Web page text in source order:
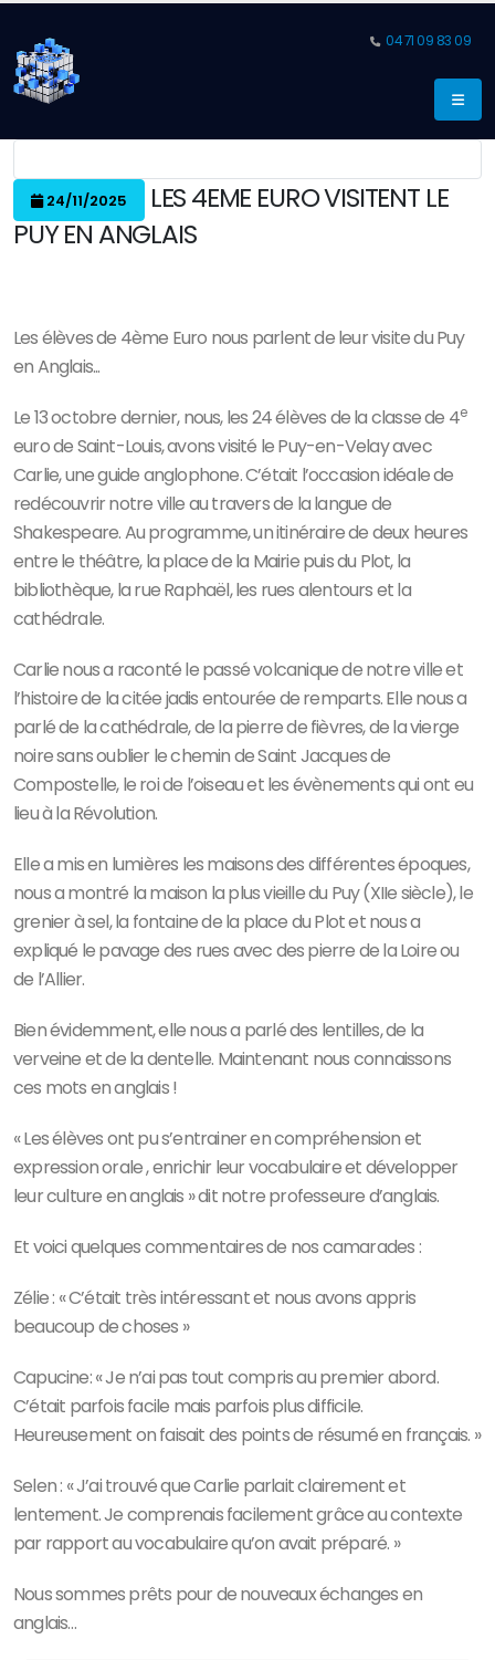
04 71 09 83 09
24/11/2025
LES 4EME EURO VISITENT LE
PUY EN ANGLAIS
Les élèves de 4ème Euro nous parlent de leur visite du Puy
en Anglais...
Le 13 octobre dernier, nous, les 24 élèves de la classe de 4e
euro de Saint-Louis, avons visité le Puy-en-Velay avec
Carlie, une guide anglophone. C’était l’occasion idéale de
redécouvrir notre ville au travers de la langue de
Shakespeare. Au programme, un itinéraire de deux heures
entre le théâtre, la place de la Mairie puis du Plot, la
bibliothèque, la rue Raphaël, les rues alentours et la
cathédrale.
Carlie nous a raconté le passé volcanique de notre ville et
l’histoire de la citée jadis entourée de remparts. Elle nous a
parlé de la cathédrale, de la pierre de fièvres, de la vierge
noire sans oublier le chemin de Saint Jacques de
Compostelle, le roi de l’oiseau et les évènements qui ont eu
lieu à la Révolution.
Elle a mis en lumières les maisons des différentes époques,
nous a montré la maison la plus vieille du Puy (XIIe siècle), le
grenier à sel, la fontaine de la place du Plot et nous a
expliqué le pavage des rues avec des pierre de la Loire ou
de l’Allier.
Bien évidemment, elle nous a parlé des lentilles, de la
verveine et de la dentelle. Maintenant nous connaissons
ces mots en anglais !
« Les élèves ont pu s’entrainer en compréhension et
expression orale , enrichir leur vocabulaire et développer
leur culture en anglais » dit notre professeure d’anglais.
Et voici quelques commentaires de nos camarades :
Zélie : « C’était très intéressant et nous avons appris
beaucoup de choses »
Capucine: « Je n’ai pas tout compris au premier abord.
C’était parfois facile mais parfois plus difficile.
Heureusement on faisait des points de résumé en français. »
Selen : « J’ai trouvé que Carlie parlait clairement et
lentement. Je comprenais facilement grâce au contexte
par rapport au vocabulaire qu’on avait préparé. »
Nous sommes prêts pour de nouveaux échanges en
anglais…